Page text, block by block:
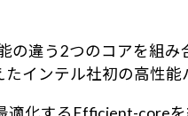
違う2つのコアを組
インテル社初の高性能